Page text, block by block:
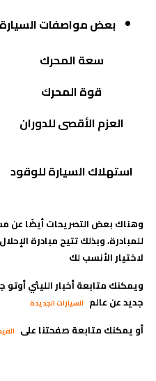
بعض مواصفات
سعة المحرك
قوة المحرك
العزم الأقصى للدوران
استهلاك السيارة للوقود
للمبادرة، وبذلك تتيح مبادرة
لاختيار الأنسب لك
ويمكنك متابعة أخبار الليثي
جديد عن عالم السيارات الجديدة
أو يمكنك متابعة صفحتنا على